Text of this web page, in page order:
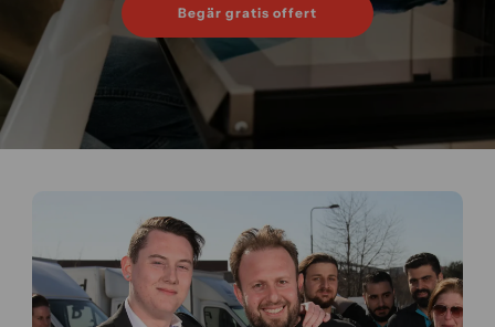
Begär gratis offert